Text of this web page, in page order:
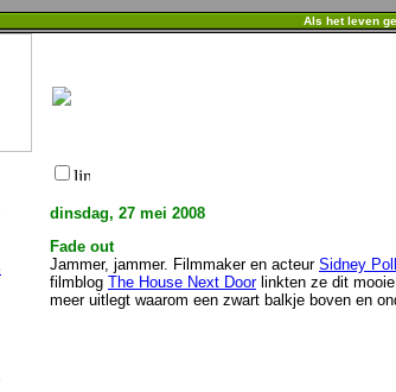
Als het leven
dinsdag, 27 mei 2008
Fade out
Jammer, jammer. Filmmaker en acteur Sidney
filmblog The House Next Doorlinkten ze dit
meer uitlegt waarom een zwart balkje boven en